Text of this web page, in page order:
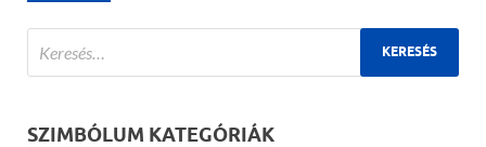
SZIMBÓLUM KATEGÓRIÁK